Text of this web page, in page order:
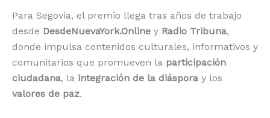
Para Segovia, el premio llega tras años de trabajo
desde DesdeNuevaYork.Online y Radio Tribuna,
donde impulsa contenidos culturales, informativos y
comunitarios que promueven la participación
ciudadana, la integración de la diáspora y los
valores de paz.